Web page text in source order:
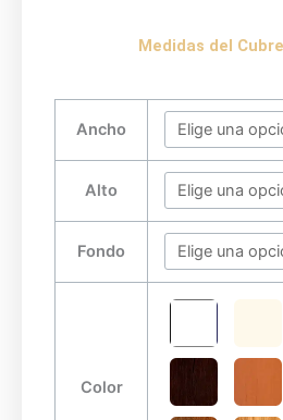
Medidas del
Ancho
Alto
Fondo
Color
CUBRERADIADOR
MODERNO
NOVA